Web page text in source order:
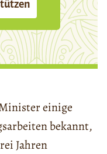
einige
bekannt,
Jahren